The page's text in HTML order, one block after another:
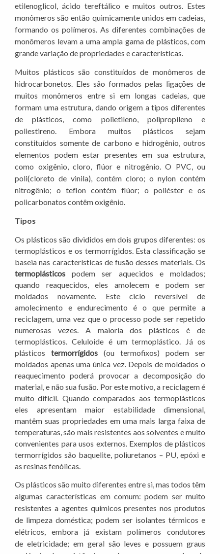
etilenoglicol, ácido tereftálico e muitos outros. Estes
monômeros são então quimicamente unidos em cadeias,
formando os polímeros. As diferentes combinações de
monômeros levam a uma ampla gama de plásticos, com
grande variação de propriedades e características.
Muitos plásticos são constituídos de monômeros de
hidrocarbonetos. Eles são formados pelas ligações de
muitos monômeros entre si em longas cadeias, que
formam uma estrutura, dando origem a tipos diferentes
de plásticos, como polietileno, polipropileno e
poliestireno. Embora muitos plásticos sejam
constituídos somente de carbono e hidrogênio, outros
elementos podem estar presentes em sua estrutura,
como oxigênio, cloro, flúor e nitrogênio. O PVC, ou
poli(cloreto de vinila), contém cloro; o nylon contém
nitrogênio; o teflon contém flúor; o poliéster e os
policarbonatos contêm oxigênio.
Tipos
Os plásticos são divididos em dois grupos diferentes: os
termoplásticos e os termorrígidos. Esta classificação se
baseia nas características de fusão desses materiais. Os
termoplásticos podem ser aquecidos e moldados;
quando reaquecidos, eles amolecem e podem ser
moldados novamente. Este ciclo reversível de
amolecimento e endurecimento é o que permite a
reciclagem, uma vez que o processo pode ser repetido
numerosas vezes. A maioria dos plásticos é de
termoplásticos. Celuloide é um termoplástico. Já os
plásticos termorrígidos (ou termofixos) podem ser
moldados apenas uma única vez. Depois de moldados o
reaquecimento poderá provocar a decomposição do
material, e não sua fusão. Por este motivo, a reciclagem é
muito difícil. Quando comparados aos termoplásticos
eles apresentam maior estabilidade dimensional,
mantêm suas propriedades em uma mais larga faixa de
temperaturas, são mais resistentes aos solventes e muito
convenientes para usos externos. Exemplos de plásticos
termorrígidos são baquelite, poliuretanos – PU, epóxi e
as resinas fenólicas.
Os plásticos são muito diferentes entre si, mas todos têm
algumas características em comum: podem ser muito
resistentes a agentes químicos presentes nos produtos
de limpeza doméstica; podem ser isolantes térmicos e
elétricos, embora já existam polímeros condutores
de eletricidade; em geral são leves e possuem graus